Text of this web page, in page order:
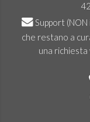
Support
che restano a
una richiesta